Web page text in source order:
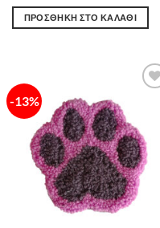
ΠΡΟΣΘΉΚΗ ΣΤΟ ΚΑΛΆΘΙ
-13%
στην λίστα
επιθυμιών